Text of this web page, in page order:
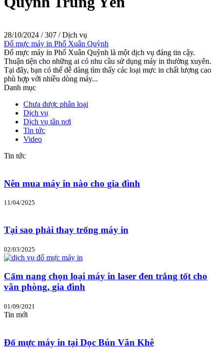
28/10/2024 /307 /Dịch vụ
Đổ mực máy in Phố Xuân Quỳnh
Đổ mực máy in Phố Xuân Quỳnh là một dịch vụ đáng tin cậy.
Thuận tiện cho những ai có nhu cầu sử dụng máy in thường xuyên.
Tại đây, bạn có thể dễ dàng tìm thấy các loại mực in chất lượng cao
phù hợp với nhiều dòng máy...
Danh mục
Chưa được phân loại
Dịch vụ
Dịch vụ tân nơi
Tin tức
Video
Tin tức
Nên mua máy in nào cho gia đình
11/04/2025
Tại sao phải thay trống máy in
02/03/2025
Cẩm nang chọn loại máy in laser đen trắng tốt cho
văn phòng, gia đình
01/09/2021
Tin mới
Đổ mực máy in tại Dọc Bún Văn Khê